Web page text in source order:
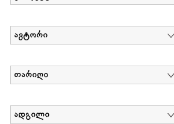
ავტორი
თარიღი
ადგილი